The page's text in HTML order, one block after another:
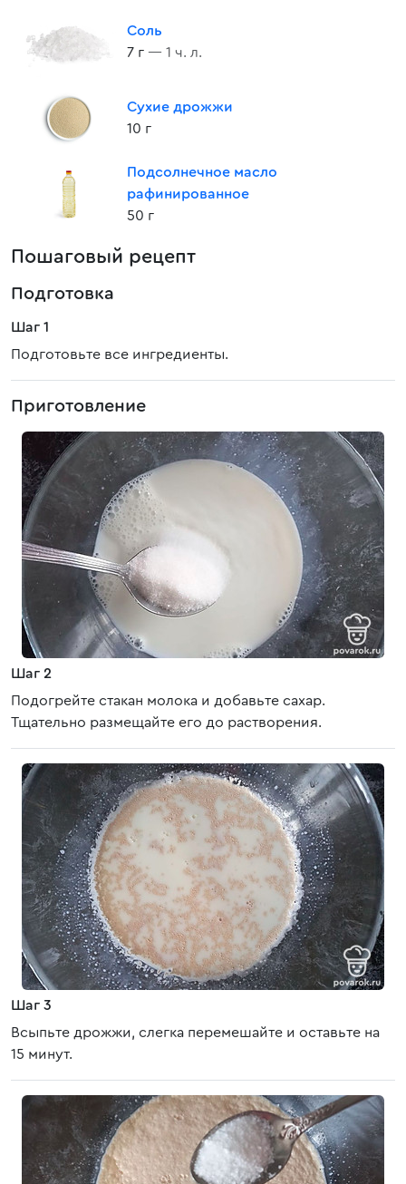
Соль
7 г — 1 ч. л.
Сухие дрожжи
10 г
Подсолнечное масло
рафинированное
50 г
Пошаговый рецепт
Подготовка
Шаг 1
Подготовьте все ингредиенты.
Приготовление
Шаг 2
Подогрейте стакан молока и добавьте сахар.
Тщательно размещайте его до растворения.
Шаг 3
Всыпьте дрожжи, слегка перемешайте и оставьте на
15 минут.